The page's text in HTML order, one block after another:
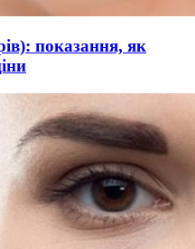
показання, як